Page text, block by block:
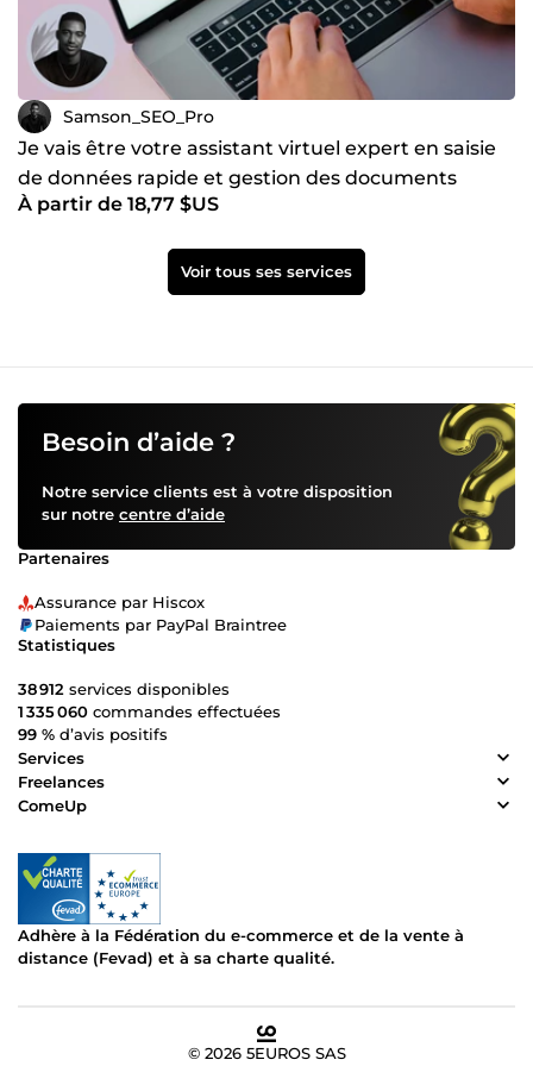
https://comeup.com/fr/service/459639/realiser-un-audit-
qualite-complet-de-vos-fiches-google-my-business-pour-
booster-votre-visibilite
Samson_SEO_Pro
Je vais être votre assistant virtuel expert en saisie
de données rapide et gestion des documents
À partir de 18,77 $US
Voir tous ses services
Besoin d’aide ?
Notre service clients est à votre disposition
sur notre centre d’aide
Partenaires
Assurance par Hiscox
Paiements par PayPal Braintree
Statistiques
38 912 services disponibles
1 335 060 commandes effectuées
99 % d’avis positifs
Services
Freelances
ComeUp
Adhère à la Fédération du e-commerce et de la vente à
distance (Fevad) et à sa charte qualité.
© 2026 5EUROS SAS